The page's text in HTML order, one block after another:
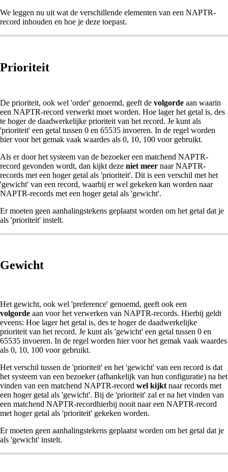
We leggen nu uit wat de verschillende elementen van een NAPTR-
record inhouden en hoe je deze toepast.
Prioriteit
De prioriteit, ook wel 'order' genoemd, geeft de volgorde aan waarin
een NAPTR-record verwerkt moet worden. Hoe lager het getal is, des
te hoger de daadwerkelijke prioriteit van het record. Je kunt als
'prioriteit' een getal tussen 0 en 65535 invoeren. In de regel worden
hier voor het gemak vaak waardes als 0, 10, 100 voor gebruikt.
Als er door het systeem van de bezoeker een matchend NAPTR-
record gevonden wordt, dan kijkt deze niet meer naar NAPTR-
records met een hoger getal als 'prioriteit'. Dit is een verschil met het
'gewicht' van een record, waarbij er wel gekeken kan worden naar
NAPTR-records met een hoger getal als 'gewicht'.
Er moeten geen aanhalingstekens geplaatst worden om het getal dat je
als 'prioriteit' instelt.
Gewicht
Het gewicht, ook wel 'preference' genoemd, geeft ook een
volgorde aan voor het verwerken van NAPTR-records. Hierbij geldt
eveens: Hoe lager het getal is, des te hoger de daadwerkelijke
prioriteit van het record. Je kunt als 'gewicht' een getal tussen 0 en
65535 invoeren. In de regel worden hier voor het gemak vaak waardes
als 0, 10, 100 voor gebruikt.
Het verschil tussen de 'prioriteit' en het 'gewicht' van een record is dat
het systeem van een bezoeker (afhankelijk van hun configuratie) na het
vinden van een matchend NAPTR-record wel kijkt naar records met
een hoger getal als 'gewicht'. Bij de 'prioriteit' zal er na het vinden van
een matchend NAPTR-recordhierbij nooit naar een NAPTR-record
met hoger getal als 'prioriteit' gekeken worden.
Er moeten geen aanhalingstekens geplaatst worden om het getal dat je
als 'gewicht' instelt.